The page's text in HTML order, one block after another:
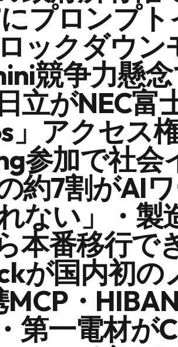
プロンプト
ックダウン
競争力懸
立がNEC富
」アクセス
参加で社会
約7割がAI
ない」・製
本番移行で
が国内初の
・
第一電材が